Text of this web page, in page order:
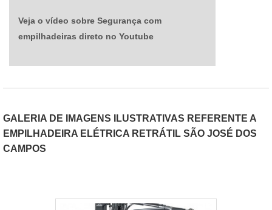
Veja o vídeo sobre Segurança com
empilhadeiras direto no Youtube
GALERIA DE IMAGENS ILUSTRATIVAS REFERENTE A
EMPILHADEIRA ELÉTRICA RETRÁTIL SÃO JOSÉ DOS
CAMPOS